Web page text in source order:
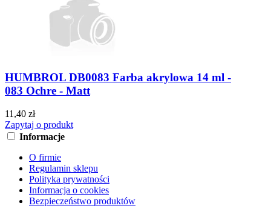
HUMBROL DB0083 Farba akrylowa 14 ml -
083 Ochre - Matt
11,40 zł
Zapytaj o produkt
Informacje
O firmie
Regulamin sklepu
Polityka prywatności
Informacja o cookies
Bezpieczeństwo produktów